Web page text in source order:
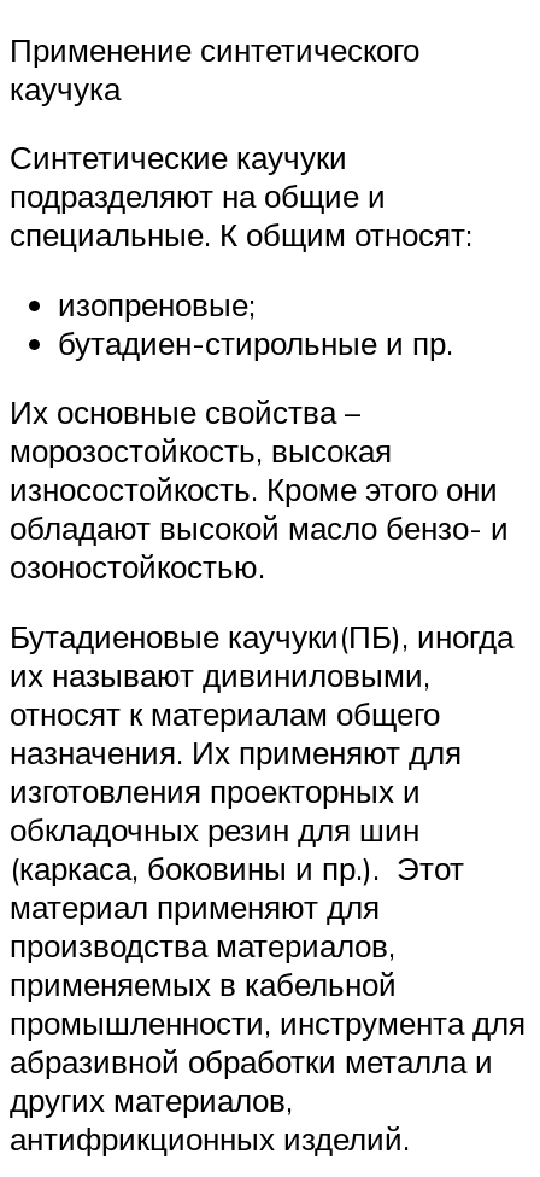
Применение синтетического
каучука
Синтетические каучуки
подразделяют на общие и
специальные. К общим относят:
изопреновые;
бутадиен-стирольные и пр.
Их основные свойства –
морозостойкость, высокая
износостойкость. Кроме этого они
обладают высокой масло бензо- и
озоностойкостью.
Бутадиеновые каучуки(ПБ), иногда
их называют дивиниловыми,
относят к материалам общего
назначения. Их применяют для
изготовления проекторных и
обкладочных резин для шин
(каркаса, боковины и пр.). Этот
материал применяют для
производства материалов,
применяемых в кабельной
промышленности, инструмента для
абразивной обработки металла и
других материалов,
антифрикционных изделий.